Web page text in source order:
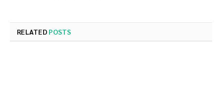
RELATED POSTS